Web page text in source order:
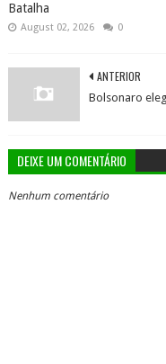
Batalha
August 02, 2026 0
ANTERIOR
Bolsonaro
DEIXE UM COMENTÁRIO
Nenhum comentário